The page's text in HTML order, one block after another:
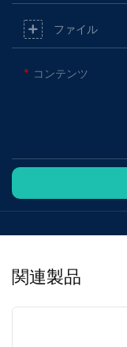
ファイル
コンテンツ
関連製品